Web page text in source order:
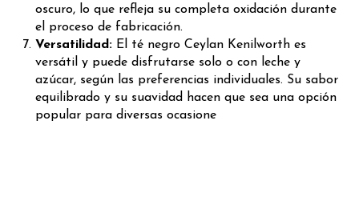
oscuro, lo que refleja su completa oxidación durante
el proceso de fabricación.
Versatilidad: El té negro Ceylan Kenilworth es
versátil y puede disfrutarse solo o con leche y
azúcar, según las preferencias individuales. Su sabor
equilibrado y su suavidad hacen que sea una opción
popular para diversas ocasione